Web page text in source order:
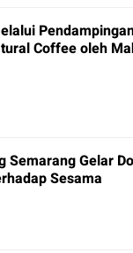
Coffee oleh
Gelar
Sesama